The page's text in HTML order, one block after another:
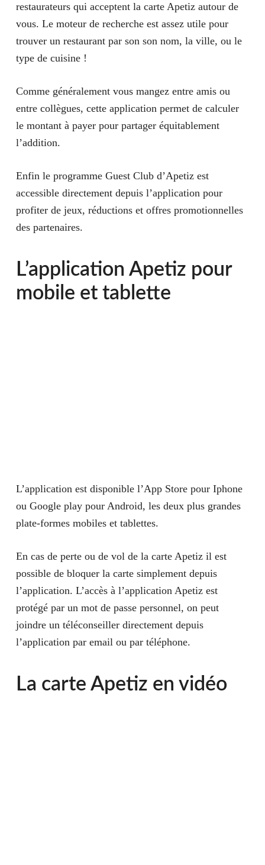
restaurateursqui acceptent la carte Apetiz autour de
vous. Le moteur de rechercheest assez utile pour
trouver un restaurant par son son nom, la ville, ou le
type de cuisine !
Comme généralement vous mangez entre amis ou
entre collègues, cette application permet de calculer
le montant à payer pour partager équitablement
l’addition.
Enfin le programme Guest Club d’Apetizest
accessible directement depuis l’application pour
profiter de jeux, réductions et offres promotionnelles
des partenaires.
L’application Apetiz pour
mobile et tablette
L’application est disponible l’App Store pour Iphone
ou Google play pour Android, les deux plus grandes
plate-formes mobiles et tablettes.
En cas de perte ou de vol de la carte Apetiz il est
possible de bloquer la carte simplement depuis
l’application. L’accès à l’application Apetiz est
protégé par un mot de passe personnel, on peut
joindre un téléconseiller directement depuis
l’application par email ou par téléphone.
La carte Apetiz en vidéo